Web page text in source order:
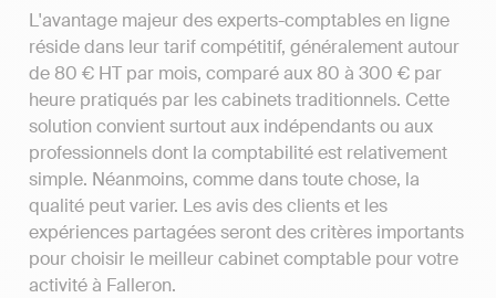
L'avantage majeur des experts-comptables en ligne
réside dans leur tarif compétitif, généralement autour
de 80 € HT par mois, comparé aux 80 à 300 € par
heure pratiqués par les cabinets traditionnels. Cette
solution convient surtout aux indépendants ou aux
professionnels dont la comptabilité est relativement
simple. Néanmoins, comme dans toute chose, la
qualité peut varier. Les avis des clients et les
expériences partagées seront des critères importants
pour choisir le meilleur cabinet comptable pour votre
activité à Falleron.